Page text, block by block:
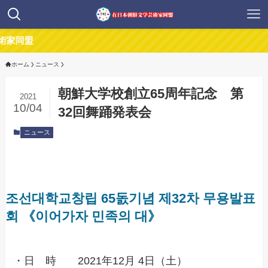
ホーム ニュース
朝鮮大学校創立65周年記念 第
32回舞踊発表会
2021
10/04
ニュース
조선대학교창립 65돐기념 제32차 무용발표
회 《이어가자 민족의 대》
・日 時 2021年12月 4日（土）